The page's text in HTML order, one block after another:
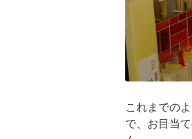
これまでの
で、お目当